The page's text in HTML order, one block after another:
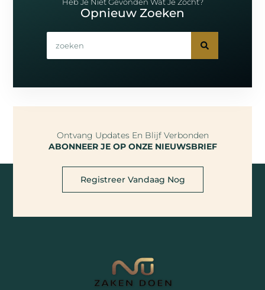
Opnieuw Zoeken
Ontvang Updates En Blijf Verbonden
ABONNEER JE OP ONZE NIEUWSBRIEF
Registreer Vandaag Nog